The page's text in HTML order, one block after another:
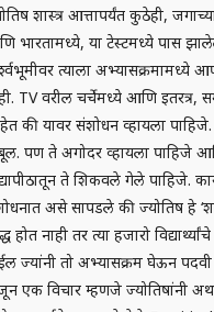
शास्त्र आत्तापर्यंत कुठेही,
भारतामध्ये, या टेस्टमध्ये पास
त्याला अभ्यासक्रमामध्ये
TV वरील चर्चेमध्ये आणि
की यावर संशोधन व्हायला
पण ते अगोदर व्हायला पाहिजे
ते शिकवले गेले पाहिजे.
असे सापडले की ज्योतिष हे
होत नाही तर त्या हजारो
ज्यांनी तो अभ्यासक्रम घेऊन
एक विचार म्हणजे ज्योतिषांनी